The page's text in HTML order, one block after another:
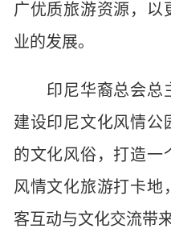
广优质旅游资源，以
业的发展。
印尼华裔总会总
建设印尼文化风情公
的文化风俗，打造一
风情文化旅游打卡地
客互动与文化交流带